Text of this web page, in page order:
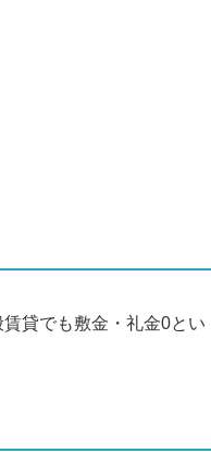
貸でも敷金・礼金0とい